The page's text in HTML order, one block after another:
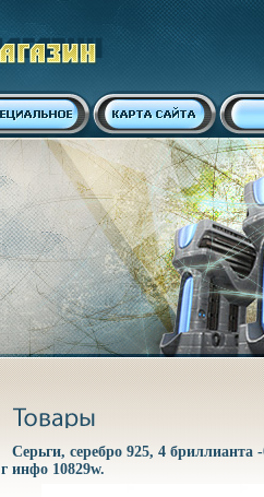
Серьги, серебро 925, 4 бриллианта
г инфо 10829w.